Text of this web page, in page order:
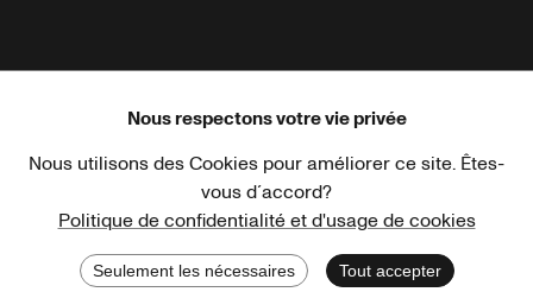
Haus der Kulturen der Welt Goethe-Institut
Nous respectons votre vie privée
Nous utilisons des Cookies pour améliorer ce site. Êtes-
vous d´accord?
Politique de confidentialité et d'usage de cookies
Seulement les nécessaires Tout accepter